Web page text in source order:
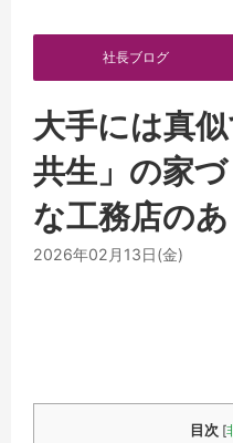
社長ブログ
大手には真
共生」の家
な工務店の
2026年02月13日(金)
目次 [